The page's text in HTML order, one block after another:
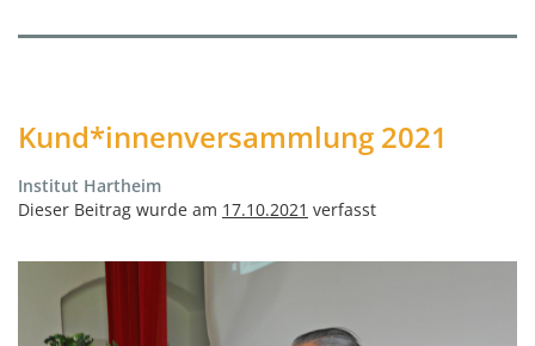
Kund*innenversammlung 2021
Institut Hartheim
Dieser Beitrag wurde am 17.10.2021 verfasst